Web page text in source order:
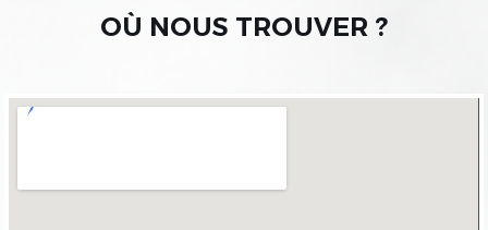
OÙ NOUS TROUVER ?